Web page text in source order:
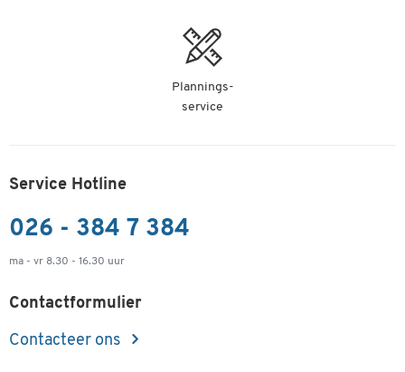
Plannings-
service
Service Hotline
026 - 384 7 384
ma - vr 8.30 - 16.30 uur
Contactformulier
Contacteer ons